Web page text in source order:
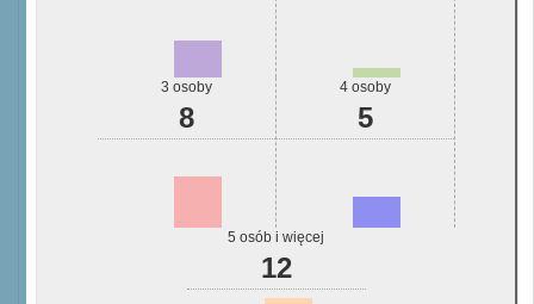
3 osoby
8
4 osoby
5
5 osób i więcej
12